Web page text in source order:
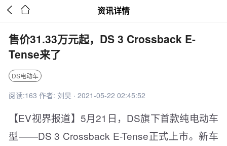
  资讯详情
售价31.33万元起，DS 3 Crossback E-
Tense来了
DS电动车
阅读:163 作者: 刘昊 · 2021-05-22 02:45:52
【EV视界报道】5月21日，DS旗下首款纯电动车
型——DS 3 Crossback E-Tense正式上市。新车